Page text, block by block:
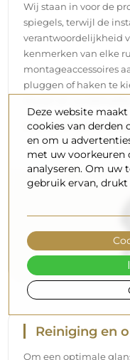
Reiniging en
Om een optimale
microvezeldoek en
hebben (rond de 7).
die azijn, ammoniak
u een mooie
Wilt u meer weten?
Levering aan
Wij bieden een
Deze website
cookies van derden
en om u
met uw voorkeuren
analyseren. Om uw
gebruik ervan,